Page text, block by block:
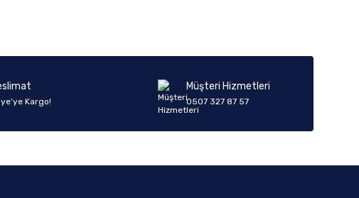
Kargo!
Müşteri Hizmetleri
0507 327 87 57